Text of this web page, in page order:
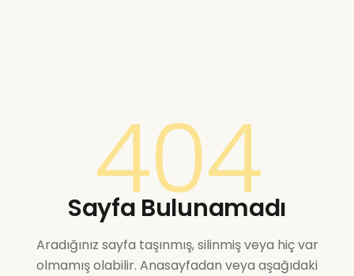
404
Sayfa Bulunamadı
Aradığınız sayfa taşınmış, silinmiş veya hiç var
olmamış olabilir. Anasayfadan veya aşağıdaki